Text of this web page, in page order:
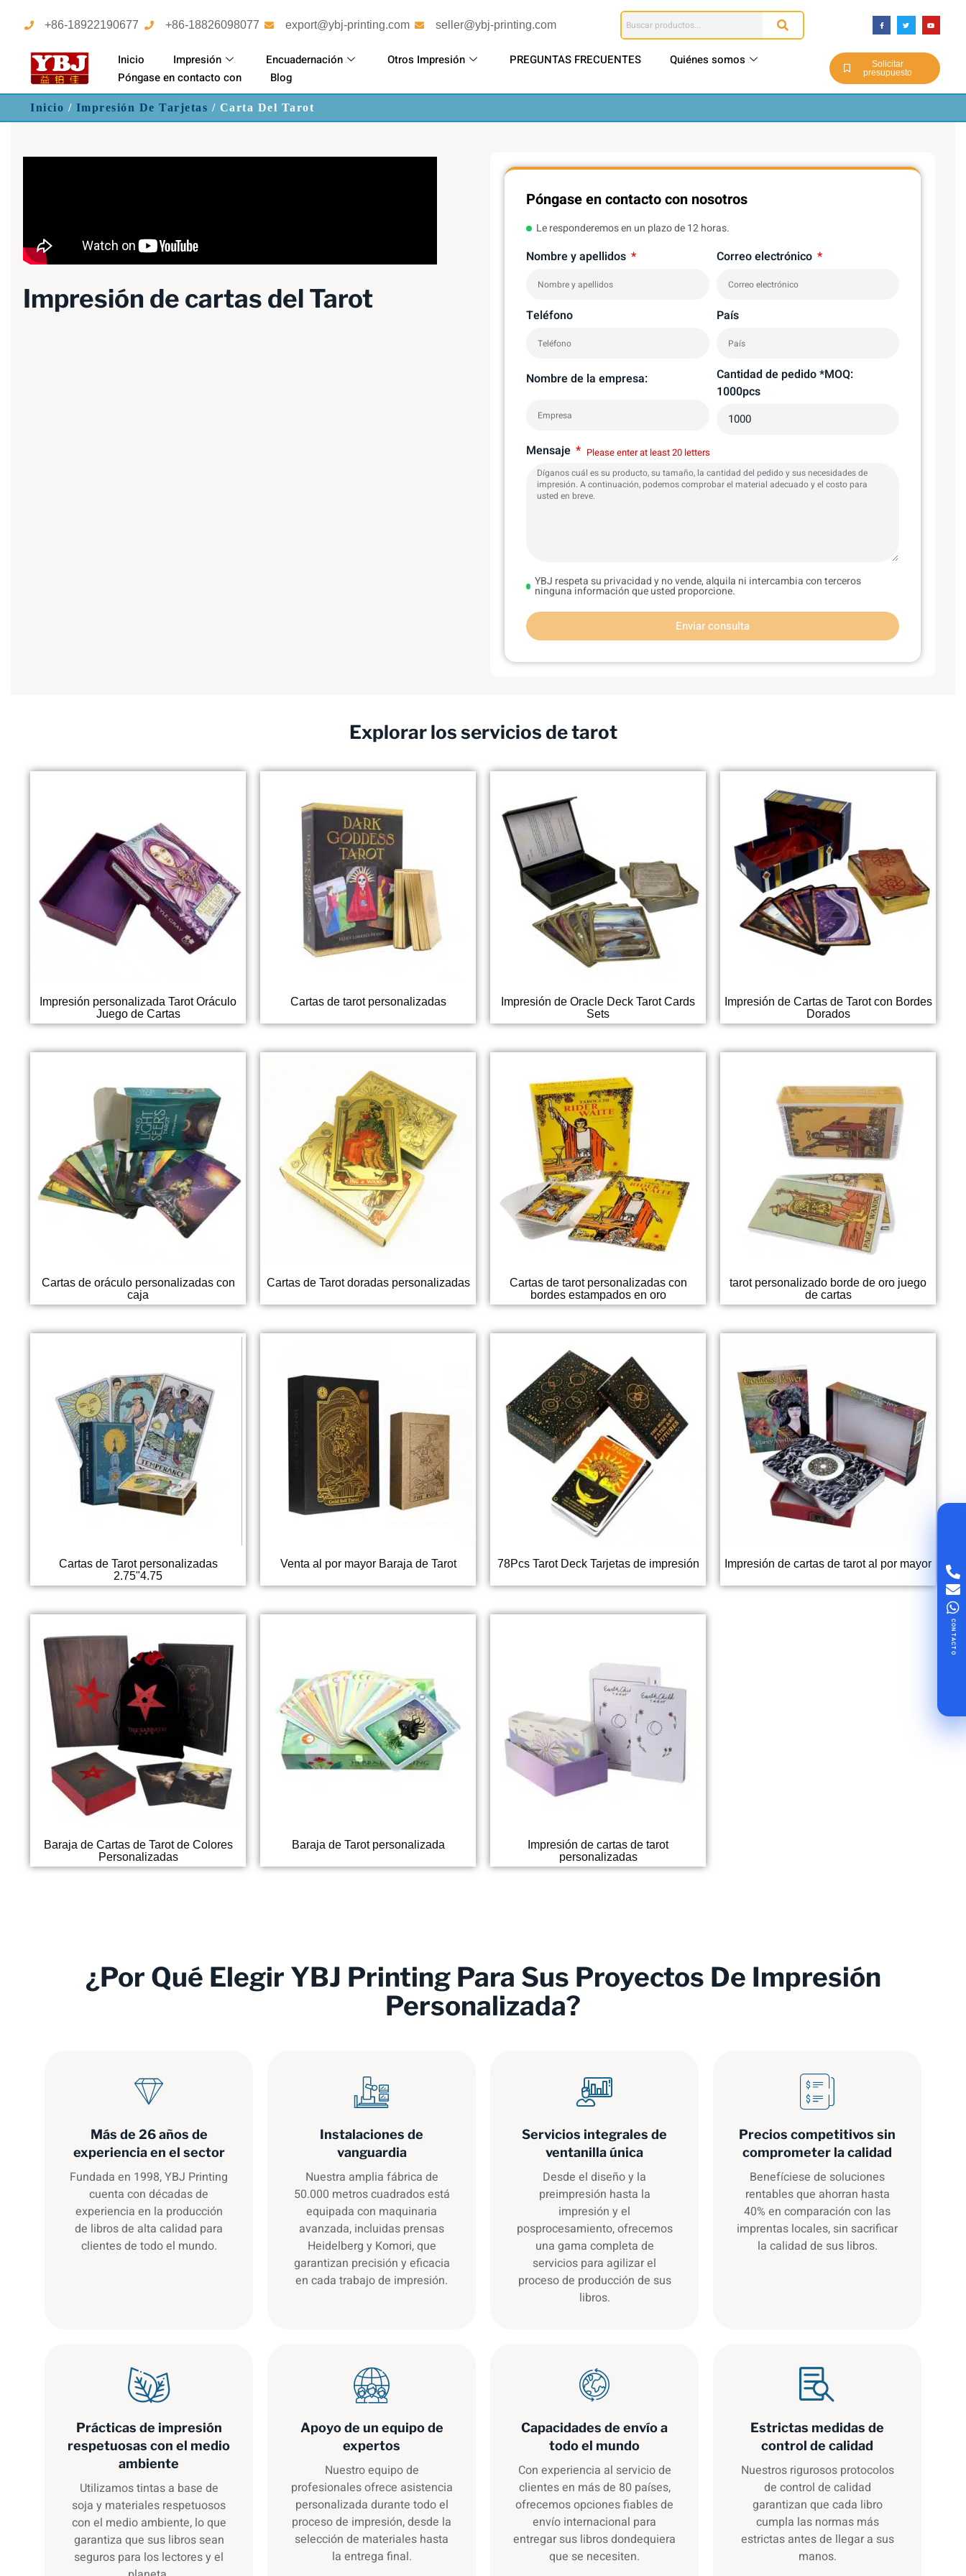
+86-18922190677 +86-18826098077 export@ybj-printing.com seller@ybj-printing.com
Inicio Impresión Encuadernación Otros Impresión PREGUNTAS FRECUENTES
Quiénes somos
Póngase en contacto con
Blog
Solicitar
presupuesto
Inicio / Impresión De Tarjetas / Carta Del Tarot
Impresión de cartas del Tarot
Póngase en contacto con nosotros
Le responderemos en un plazo de 12 horas.
Nombre y apellidos Correo electrónico
Teléfono País
Nombre de la empresa:
Cantidad de pedido *MOQ:
1000pcs
Mensaje Please enter at least 20 letters
YBJ respeta su privacidad y no vende, alquila ni intercambia con terceros
ninguna información que usted proporcione.
Enviar consulta
Explorar los servicios de tarot
Impresión personalizada Tarot Oráculo
Juego de Cartas
Cartas de tarot personalizadas
Impresión de Oracle Deck Tarot Cards
Sets
Impresión de Cartas de Tarot con Bordes
Dorados
Cartas de oráculo personalizadas con
caja
Cartas de Tarot doradas personalizadas
Cartas de tarot personalizadas con
bordes estampados en oro
tarot personalizado borde de oro juego
de cartas
Cartas de Tarot personalizadas
2.75"4.75
Venta al por mayor Baraja de Tarot 78Pcs Tarot Deck Tarjetas de impresión Impresión de cartas de tarot al por mayor
Baraja de Cartas de Tarot de Colores
Personalizadas
Baraja de Tarot personalizada
Impresión de cartas de tarot
personalizadas
¿Por Qué Elegir YBJ Printing Para Sus Proyectos De Impresión
Personalizada?
Más de 26 años de
experiencia en el sector
Fundada en 1998, YBJ Printing
cuenta con décadas de
experiencia en la producción
de libros de alta calidad para
clientes de todo el mundo.
Instalaciones de
vanguardia
Nuestra amplia fábrica de
50.000 metros cuadrados está
equipada con maquinaria
avanzada, incluidas prensas
Heidelberg y Komori, que
garantizan precisión y eficacia
en cada trabajo de impresión.
Servicios integrales de
ventanilla única
Desde el diseño y la
preimpresión hasta la
impresión y el
posprocesamiento, ofrecemos
una gama completa de
servicios para agilizar el
proceso de producción de sus
libros.
Precios competitivos sin
comprometer la calidad
Benefíciese de soluciones
rentables que ahorran hasta
40% en comparación con las
imprentas locales, sin sacrificar
la calidad de sus libros.
Prácticas de impresión
respetuosas con el medio
ambiente
Utilizamos tintas a base de
soja y materiales respetuosos
con el medio ambiente, lo que
garantiza que sus libros sean
seguros para los lectores y el
Apoyo de un equipo de
expertos
Nuestro equipo de
profesionales ofrece asistencia
personalizada durante todo el
proceso de impresión, desde la
selección de materiales hasta
la entrega final.
Capacidades de envío a
todo el mundo
Con experiencia al servicio de
clientes en más de 80 países,
ofrecemos opciones fiables de
envío internacional para
entregar sus libros dondequiera
que se necesiten.
Estrictas medidas de
control de calidad
Nuestros rigurosos protocolos
de control de calidad
garantizan que cada libro
cumpla las normas más
estrictas antes de llegar a sus
manos.
CONTACTO